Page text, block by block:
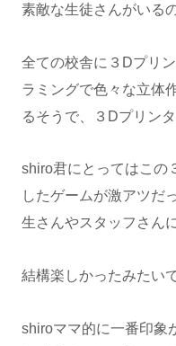
素敵な生徒さんがいる
全ての校舎に３Dプリ
ラミングで色々な立体
るそうで、３Dプリン
shiro君にとってはこの
したゲームが激アツだ
生さんやスタッフさん
結構楽しかったみたいで
shiroママ的に一番印象